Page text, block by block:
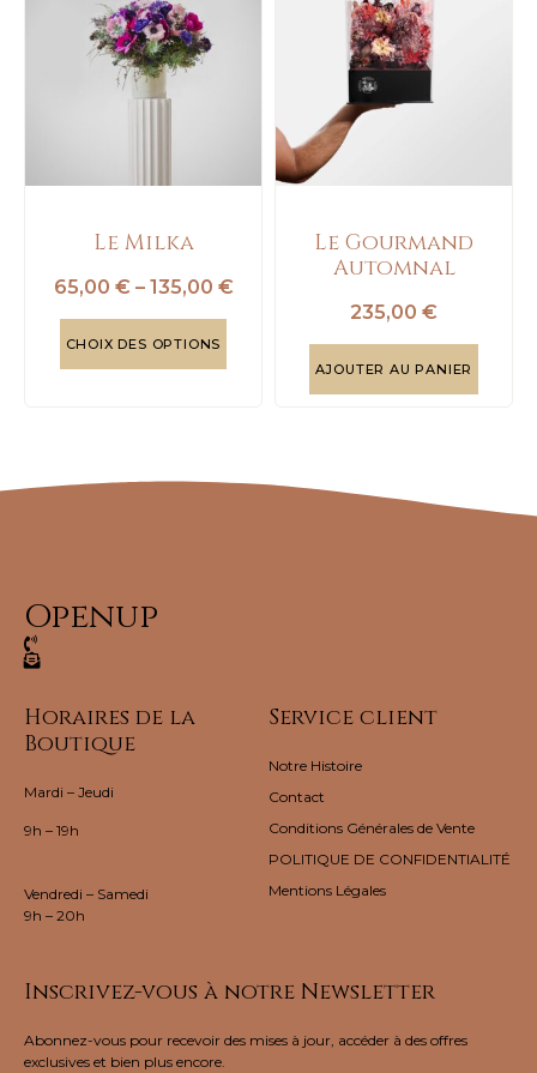
Le Milka
65,00 € – 135,00 €
CHOIX DES OPTIONS
Le Gourmand
Automnal
235,00 €
AJOUTER AU PANIER
Openup
Horaires de la
Boutique
Mardi – Jeudi
9h – 19h
Vendredi – Samedi
9h – 20h
Service client
Notre Histoire
Contact
Conditions Générales de Vente
POLITIQUE DE CONFIDENTIALITÉ
Mentions Légales
Inscrivez-vous à notre Newsletter
Abonnez-vous pour recevoir des mises à jour, accéder à des offres
exclusives et bien plus encore.